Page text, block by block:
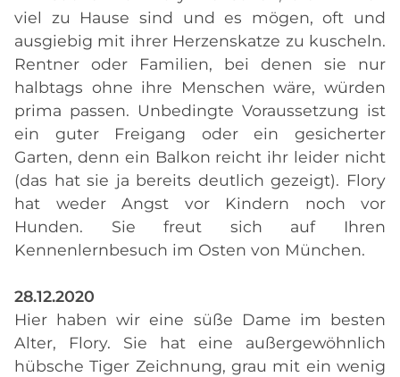
viel zu Hause sind und es mögen, oft und
ausgiebig mit ihrer Herzenskatze zu kuscheln.
Rentner oder Familien, bei denen sie nur
halbtags ohne ihre Menschen wäre, würden
prima passen. Unbedingte Voraussetzung ist
ein guter Freigang oder ein gesicherter
Garten, denn ein Balkon reicht ihr leider nicht
(das hat sie ja bereits deutlich gezeigt). Flory
hat weder Angst vor Kindern noch vor
Hunden. Sie freut sich auf Ihren
Kennenlernbesuch im Osten von München.
28.12.2020
Hier haben wir eine süße Dame im besten
Alter, Flory. Sie hat eine außergewöhnlich
hübsche Tiger Zeichnung, grau mit ein wenig